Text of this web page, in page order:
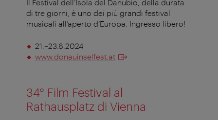
Il Festival dell’Isola del Danubio, della durata
di tre giorni, è uno dei più grandi festival
musicali all’aperto d’Europa. Ingresso libero!
21.–23.6.2024
www.donauinselfest.at
34° Film Festival al
Rathausplatz di Vienna